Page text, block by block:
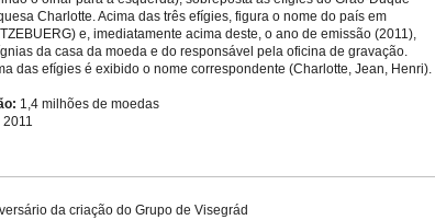
Charlotte. Acima das três efígies, figura o nome do país em
e, imediatamente acima deste, o ano de emissão (2011),
da casa da moeda e do responsável pela oficina de gravação.
das efígies é exibido o nome correspondente (Charlotte, Jean, Henri).
1,4 milhões de moedas
2011
da criação do Grupo de Visegrád